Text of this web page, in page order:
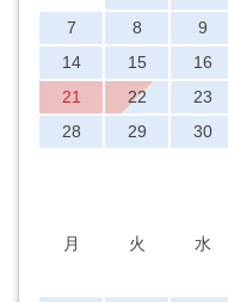
7
8 9
14
15 16
21
22 23
28
29 30
月
火 水